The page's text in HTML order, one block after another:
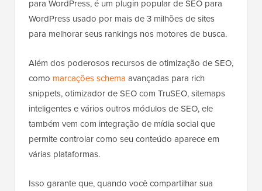
para WordPress, é um plugin popular de SEO para
WordPress usado por mais de 3 milhões de sites
para melhorar seus rankings nos motores de busca.
Além dos poderosos recursos de otimização de SEO,
como marcações schema avançadas para rich
snippets, otimizador de SEO com TruSEO, sitemaps
inteligentes e vários outros módulos de SEO, ele
também vem com integração de mídia social que
permite controlar como seu conteúdo aparece em
várias plataformas.
Isso garante que, quando você compartilhar sua